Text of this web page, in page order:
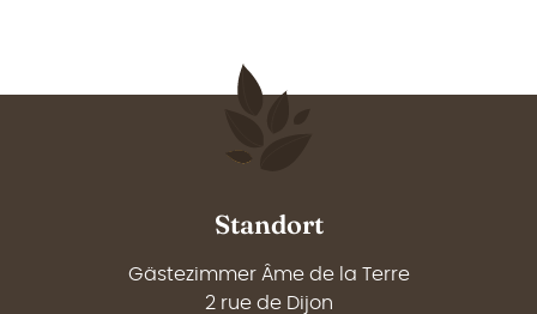
Standort
Gästezimmer Âme de la Terre
2 rue de Dijon